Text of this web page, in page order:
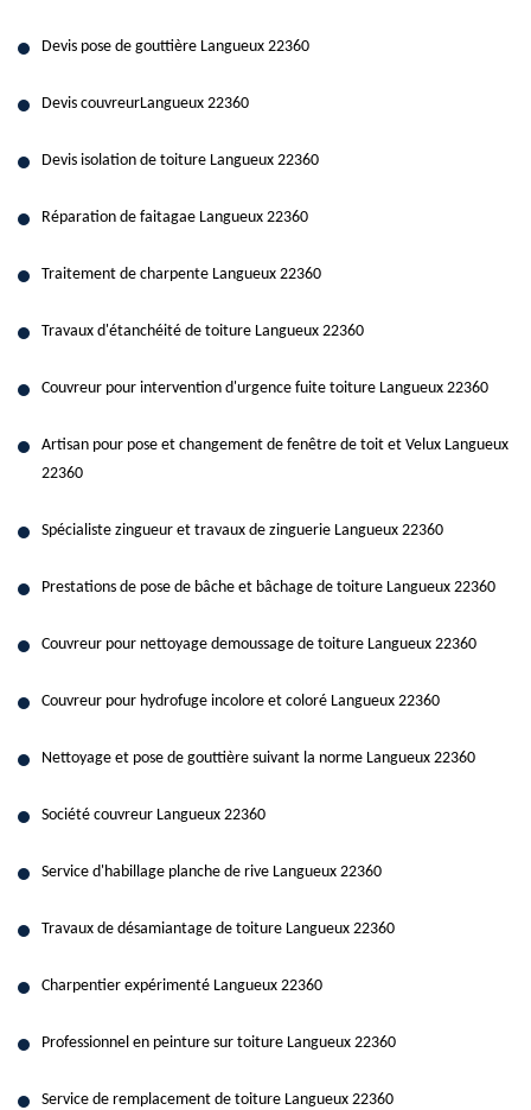
Devis pose de gouttière Langueux 22360
Devis couvreurLangueux 22360
Devis isolation de toiture Langueux 22360
Réparation de faitagae Langueux 22360
Traitement de charpente Langueux 22360
Travaux d'étanchéité de toiture Langueux 22360
Couvreur pour intervention d'urgence fuite toiture Langueux 22360
Artisan pour pose et changement de fenêtre de toit et Velux Langueux
22360
Spécialiste zingueur et travaux de zinguerie Langueux 22360
Prestations de pose de bâche et bâchage de toiture Langueux 22360
Couvreur pour nettoyage demoussage de toiture Langueux 22360
Couvreur pour hydrofuge incolore et coloré Langueux 22360
Nettoyage et pose de gouttière suivant la norme Langueux 22360
Société couvreur Langueux 22360
Service d'habillage planche de rive Langueux 22360
Travaux de désamiantage de toiture Langueux 22360
Charpentier expérimenté Langueux 22360
Professionnel en peinture sur toiture Langueux 22360
Service de remplacement de toiture Langueux 22360